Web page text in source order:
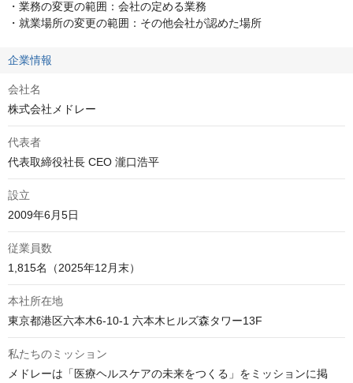
・業務の変更の範囲：会社の定める業務
・就業場所の変更の範囲：その他会社が認めた場所
企業情報
会社名
株式会社メドレー
代表者
代表取締役社長 CEO 瀧口浩平
設立
2009年6月5日
従業員数
1,815名（2025年12月末）
本社所在地
東京都港区六本木6-10-1 六本木ヒルズ森タワー13F
私たちのミッション
メドレーは「医療ヘルスケアの未来をつくる」をミッションに掲